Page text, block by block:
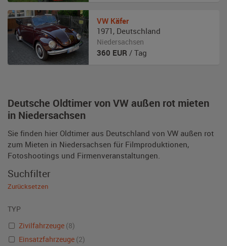
Deutsche Oldtimer von VW außen rot mieten
in Niedersachsen
Sie finden hier Oldtimer aus Deutschland von VW außen rot
zum Mieten in Niedersachsen für Filmproduktionen,
Fotoshootings und Firmenveranstaltungen.
VW Käfer
1971 , Deutschland
Niedersachsen
360 EUR / Tag
Suchfilter
Zurücksetzen
TYP
Zivilfahrzeuge (8)
Einsatzfahrzeuge (2)